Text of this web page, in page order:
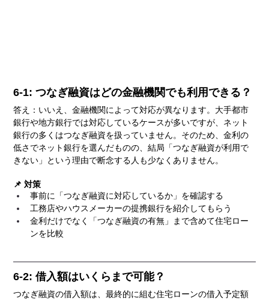
6-1: つなぎ融資はどの金融機関でも利用できる？
答え：いいえ、金融機関によって対応が異なります。大手都市
銀行や地方銀行では対応しているケースが多いですが、ネット
銀行の多くはつなぎ融資を扱っていません。そのため、金利の
低さでネット銀行を選んだものの、結局「つなぎ融資が利用で
きない」という理由で断念する人も少なくありません。
📌 対策
事前に「つなぎ融資に対応しているか」を確認する
工務店やハウスメーカーの提携銀行を紹介してもらう
金利だけでなく「つなぎ融資の有無」まで含めて住宅ロー
ンを比較
6-2: 借入額はいくらまで可能？
つなぎ融資の借入額は、最終的に組む住宅ローンの借入予定額